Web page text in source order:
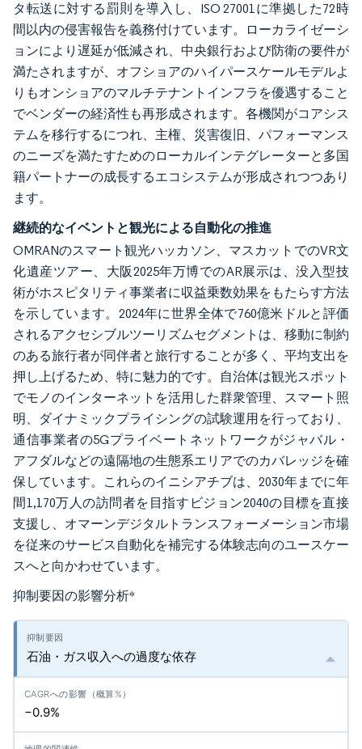
タ転送に対する罰則を導入し、ISO 27001に準拠した72時
間以内の侵害報告を義務付けています。ローカライゼーシ
ョンにより遅延が低減され、中央銀行および防衛の要件が
満たされますが、オフショアのハイパースケールモデルよ
りもオンショアのマルチテナントインフラを優遇すること
でベンダーの経済性も再形成されます。各機関がコアシス
テムを移行するにつれ、主権、災害復旧、パフォーマンス
のニーズを満たすためのローカルインテグレーターと多国
籍パートナーの成長するエコシステムが形成されつつあり
ます。
継続的なイベントと観光による自動化の推進
OMRANのスマート観光ハッカソン、マスカットでのVR文
化遺産ツアー、大阪2025年万博でのAR展示は、没入型技
術がホスピタリティ事業者に収益乗数効果をもたらす方法
を示しています。2024年に世界全体で760億米ドルと評価
されるアクセシブルツーリズムセグメントは、移動に制約
のある旅行者が同伴者と旅行することが多く、平均支出を
押し上げるため、特に魅力的です。自治体は観光スポット
でモノのインターネットを活用した群衆管理、スマート照
明、ダイナミックプライシングの試験運用を行っており、
通信事業者の5Gプライベートネットワークがジャバル・
アフダルなどの遠隔地の生態系エリアでのカバレッジを確
保しています。これらのイニシアチブは、2030年までに年
間1,170万人の訪問者を目指すビジョン2040の目標を直接
支援し、オマーンデジタルトランスフォーメーション市場
を従来のサービス自動化を補完する体験志向のユースケー
スへと向かわせています。
抑制要因の影響分析*
石油・ガス収入への過度な依存
−0.9%